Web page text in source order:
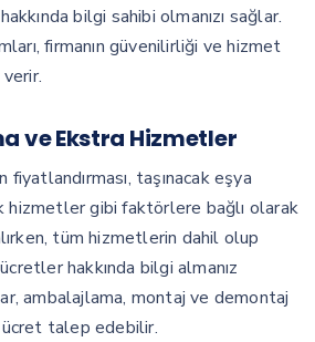
bilgi sahibi olmanızı sağlar.
firmanın güvenilirliği ve hizmet
ve Ekstra Hizmetler
fiyatlandırması, taşınacak eşya
hizmetler gibi faktörlere bağlı olarak
tüm hizmetlerin dahil olup
hakkında bilgi almanız
ambalajlama, montaj ve demontaj
talep edebilir.